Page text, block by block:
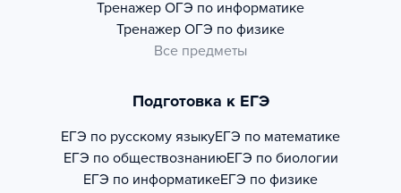
Тренажер ОГЭ по информатике
Тренажер ОГЭ по физике
Все предметы
Подготовка к ЕГЭ
ЕГЭ по русскому языкуЕГЭ по математике
ЕГЭ по обществознаниюЕГЭ по биологии
ЕГЭ по информатикеЕГЭ по физике